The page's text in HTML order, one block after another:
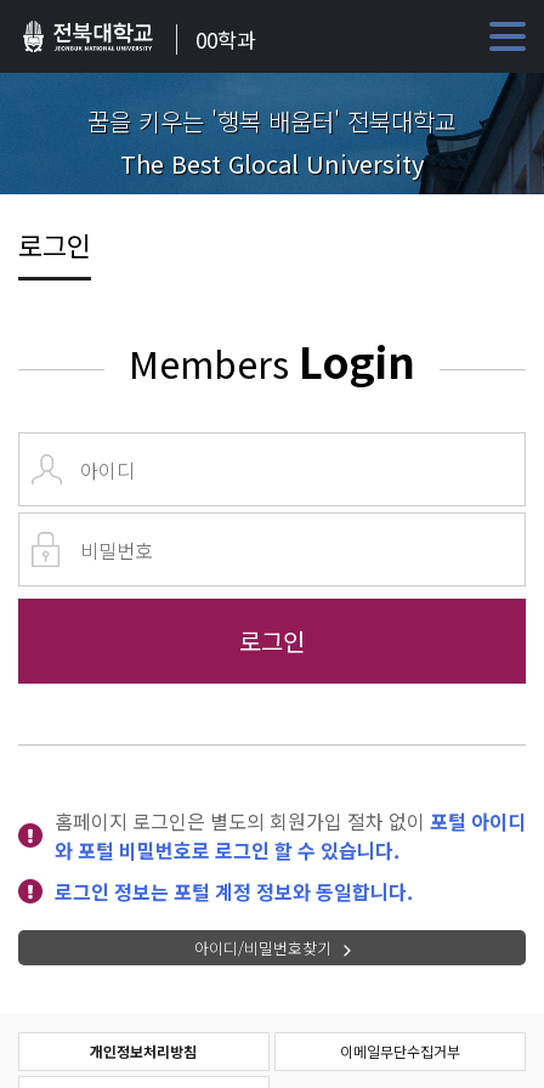
00학과
꿈을 키우는 '행복 배움터' 전북대학교
The Best Glocal University
로그인
Members Login
홈페이지 로그인은 별도의 회원가입 절차 없이 포털 아이디
와 포털 비밀번호로 로그인 할 수 있습니다.
로그인 정보는 포털 계정 정보와 동일합니다.
아이디/비밀번호찾기
개인정보처리방침 이메일무단수집거부